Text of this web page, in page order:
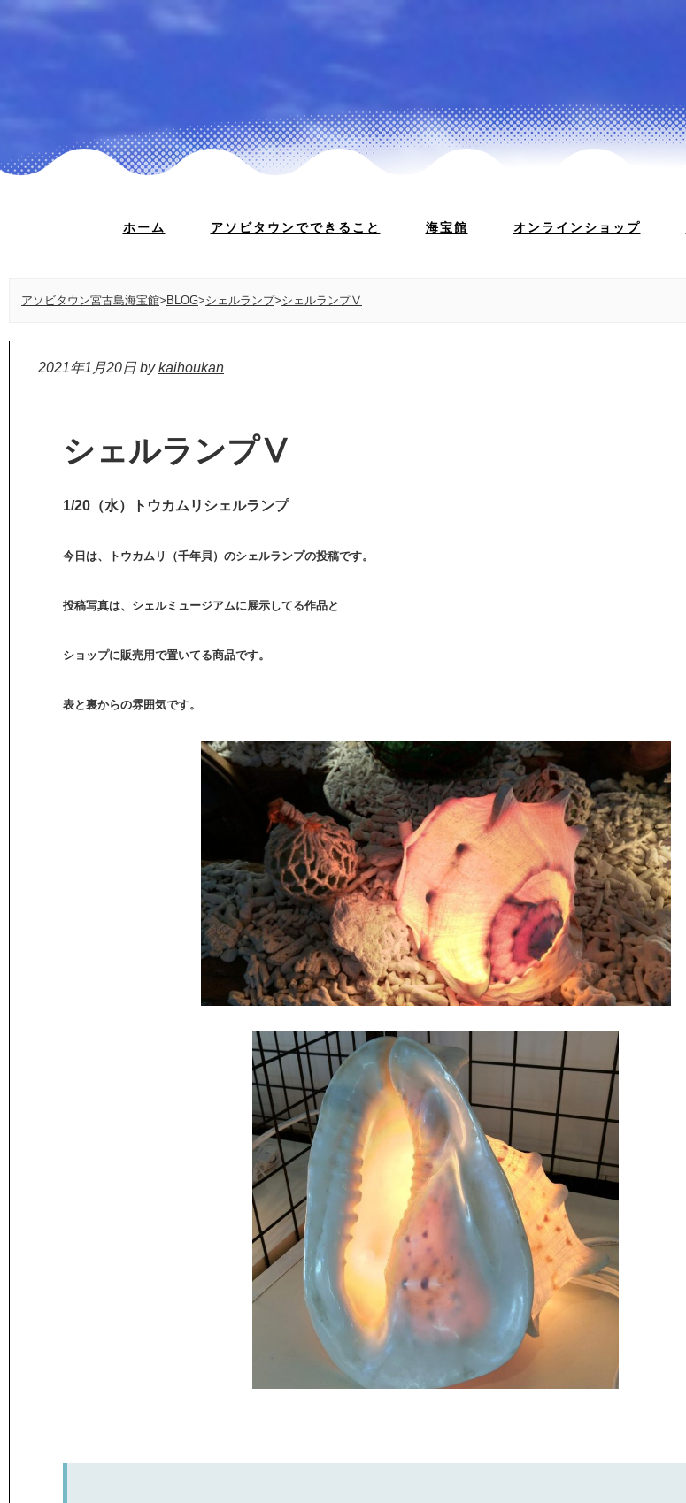
ホーム アソビタウンでできること 海宝館 オンラインショップ
アソビタウン宮古島海宝館> BLOG>シェルランプ>シェルランプⅤ
2021年1月20日 bykaihoukan
シェルランプⅤ
1/20（水）トウカムリシェルランプ
今日は、トウカムリ（千年貝）のシェルランプの投稿です。
投稿写真は、シェルミュージアムに展示してる作品と
ショップに販売用で置いてる商品です。
表と裏からの雰囲気です。